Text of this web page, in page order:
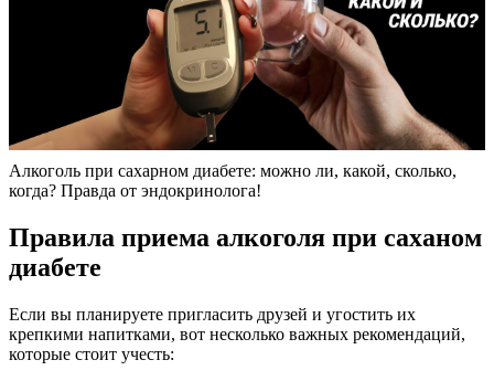
Алкоголь при сахарном диабете: можно ли, какой, сколько,
когда? Правда от эндокринолога!
Правила приема алкоголя при саханом
диабете
Если вы планируете пригласить друзей и угостить их
крепкими напитками, вот несколько важных рекомендаций,
которые стоит учесть: